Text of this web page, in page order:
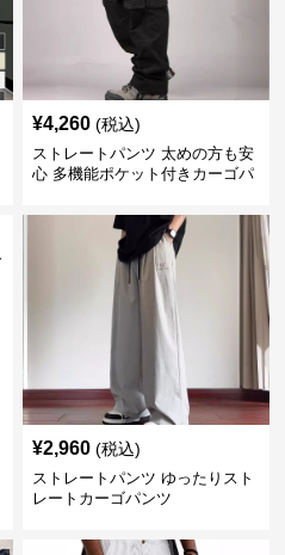
¥4,260 (税込)
ストレートパンツ 太めの方も安
心 多機能ポケット付きカーゴパ
¥2,960 (税込)
ストレートパンツ ゆったりスト
レートカーゴパンツ